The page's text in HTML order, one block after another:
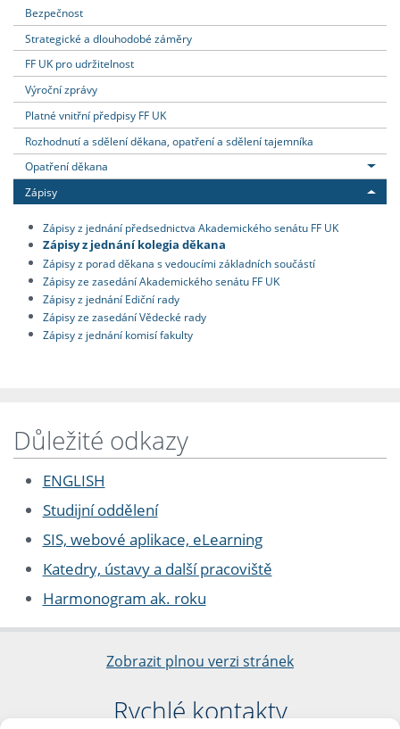
Bezpečnost
Strategické a dlouhodobé záměry
FF UK pro udržitelnost
Výroční zprávy
Platné vnitřní předpisy FF UK
Rozhodnutí a sdělení děkana, opatření a sdělení tajemníka
Opatření děkana
Zápisy
Zápisy z jednání předsednictva Akademického senátu FF UK
Zápisy z jednání kolegia děkana
Zápisy z porad děkana s vedoucími základních součástí
Zápisy ze zasedání Akademického senátu FF UK
Zápisy z jednání Ediční rady
Zápisy ze zasedání Vědecké rady
Zápisy z jednání komisí fakulty
Důležité odkazy
ENGLISH
Studijní oddělení
SIS, webové aplikace, eLearning
Katedry, ústavy a další pracoviště
Harmonogram ak. roku
Zobrazit plnou verzi stránek
Rychlé kontakty